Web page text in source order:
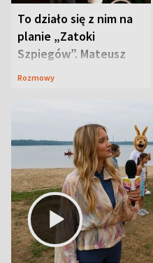
To działo się z nim na
planie „Zatoki
Szpiegów”. Mateusz
Janicki odsłonił
Rozmowy